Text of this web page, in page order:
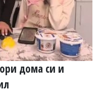
дома си и